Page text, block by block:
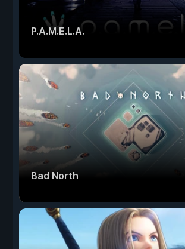
P.A.M.E.L.A.
Bad North